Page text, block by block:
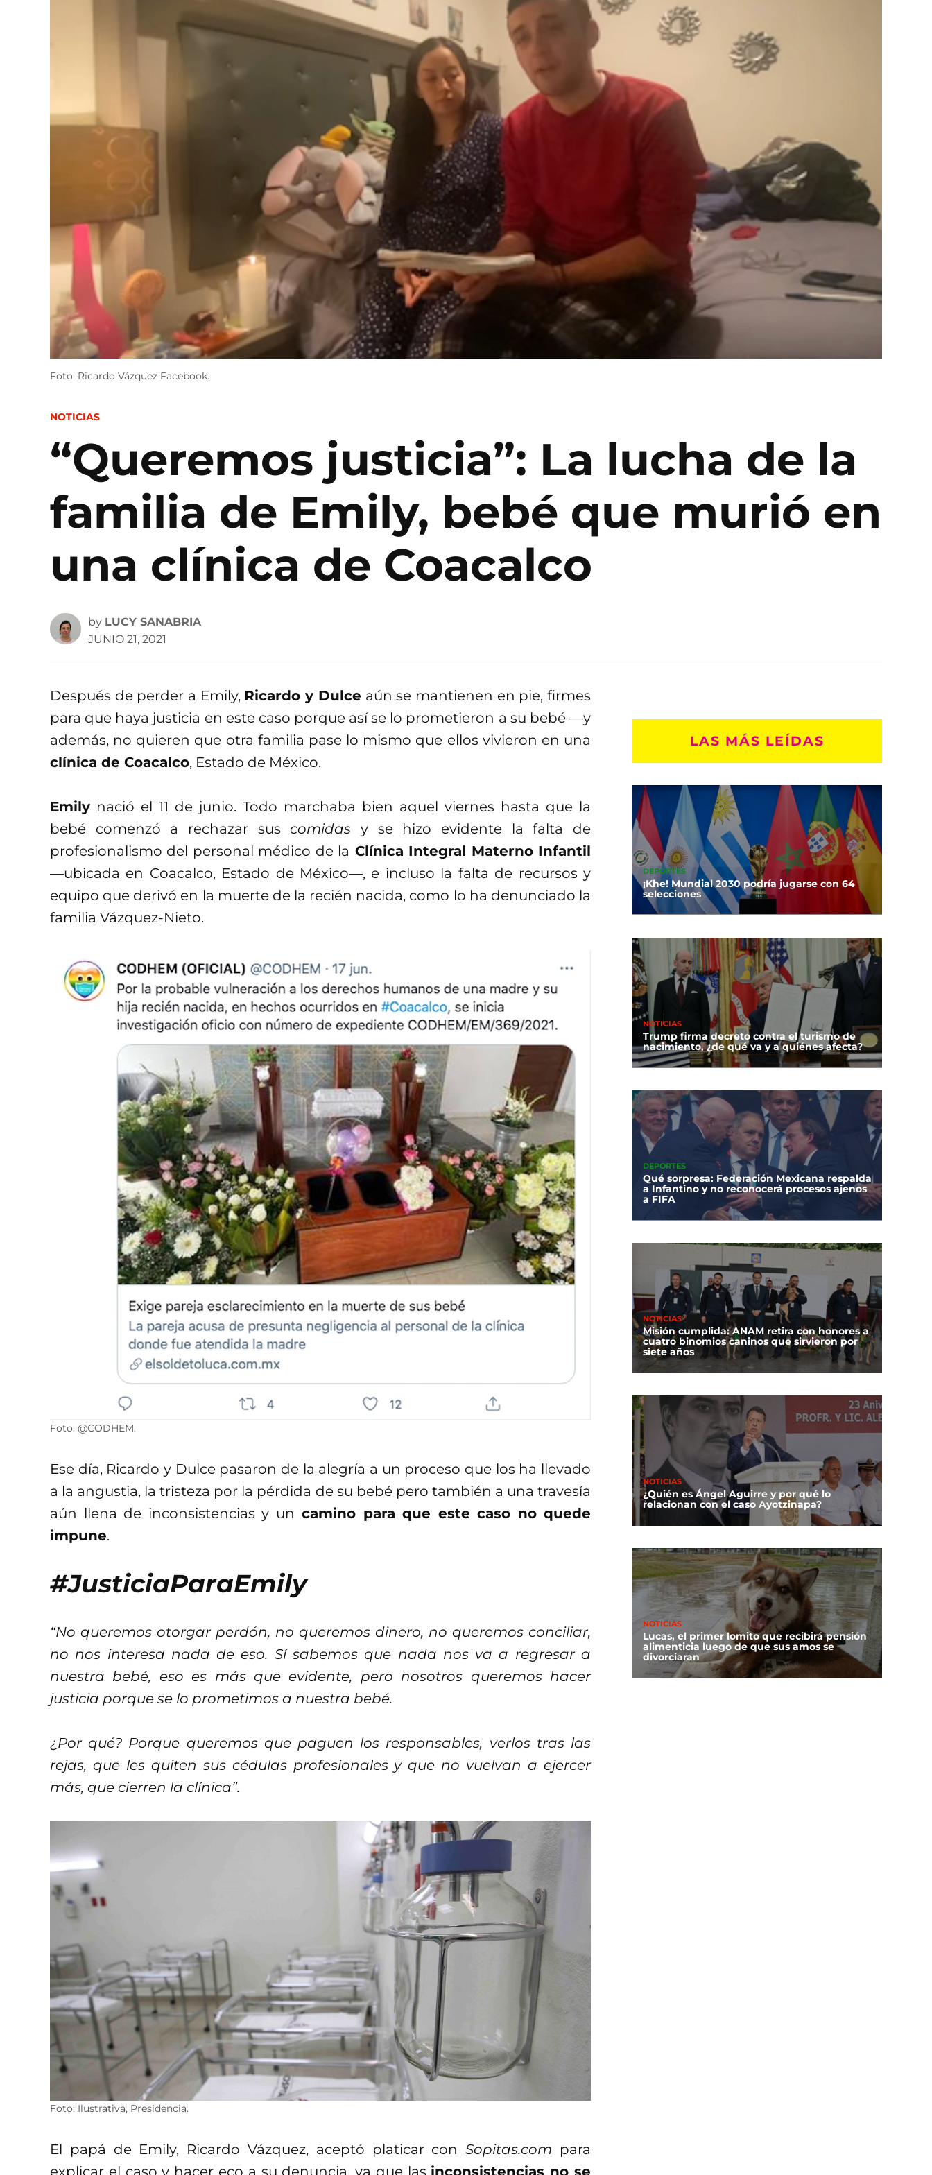
Foto: Ricardo Vázquez Facebook.
POSTED
NOTICIAS
“Queremos justicia”: La lucha de la
familia de Emily, bebé que murió en
una clínica de Coacalco
by LUCY SANABRIA
JUNIO 21, 2021
Después de perder a Emily, Ricardo y Dulce aún se mantienen en pie, firmes
para que haya justicia en este caso porque así se lo prometieron a su bebé —y
además, no quieren que otra familia pase lo mismo que ellos vivieron en una
clínica de Coacalco, Estado de México.
Emily nació el 11 de junio. Todo marchaba bien aquel viernes hasta que la
bebé comenzó a rechazar sus comidas y se hizo evidente la falta de
profesionalismo del personal médico de la Clínica Integral Materno Infantil
—ubicada en Coacalco, Estado de México—, e incluso la falta de recursos y
equipo que derivó en la muerte de la recién nacida, como lo ha denunciado la
familia Vázquez-Nieto.
Foto: @CODHEM.
Ese día, Ricardo y Dulce pasaron de la alegría a un proceso que los ha llevado
a la angustia, la tristeza por la pérdida de su bebé pero también a una travesía
aún llena de inconsistencias y un camino para que este caso no quede
impune.
#JusticiaParaEmily
“No queremos otorgar perdón, no queremos dinero, no queremos conciliar,
no nos interesa nada de eso. Sí sabemos que nada nos va a regresar a
nuestra bebé, eso es más que evidente, pero nosotros queremos hacer
justicia porque se lo prometimos a nuestra bebé.
¿Por qué? Porque queremos que paguen los responsables, verlos tras las
rejas, que les quiten sus cédulas profesionales y que no vuelvan a ejercer
más, que cierren la clínica”.
Foto: Ilustrativa, Presidencia.
El papá de Emily, Ricardo Vázquez, aceptó platicar con Sopitas.com para
explicar el caso y hacer eco a su denuncia, ya que las inconsistencias no se
LAS MÁS LEÍDAS
DEPORTES
¡Khe! Mundial 2030 podría jugarse con 64
selecciones
NOTICIAS
Trump firma decreto contra el turismo de
nacimiento, ¿de qué va y a quiénes afecta?
DEPORTES
Qué sorpresa: Federación Mexicana respalda
a Infantino y no reconocerá procesos ajenos
a FIFA
NOTICIAS
Misión cumplida: ANAM retira con honores a
cuatro binomios caninos que sirvieron por
siete años
NOTICIAS
¿Quién es Ángel Aguirre y por qué lo
relacionan con el caso Ayotzinapa?
NOTICIAS
Lucas, el primer lomito que recibirá pensión
alimenticia luego de que sus amos se
divorciaran